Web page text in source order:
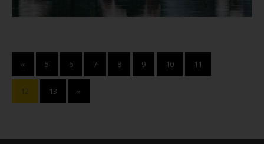
« 5 6 7 8 9 10 11
12 13 »